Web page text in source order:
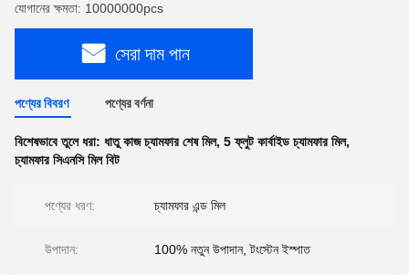
যোগানের ক্ষমতা: 10000000pcs
সেরা দাম পান
পণ্যের বিবরণ পণ্যের বর্ণনা
বিশেষভাবে তুলে ধরা: ধাতু কাজ চ্যামফার শেষ মিল, 5 ফ্লুট কার্বাইড চ্যামফার মিল,
চ্যামফার সিএনসি মিল বিট
পণ্যের ধরণ: চ্যামফার এন্ড মিল
উপাদান: 100% নতুন উপাদান, টংস্টেন ইস্পাত